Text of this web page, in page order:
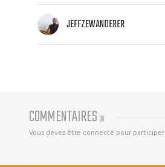
JEFFZEWANDERER
COMMENTAIRES (0)
Vous devez être connecté pour participer